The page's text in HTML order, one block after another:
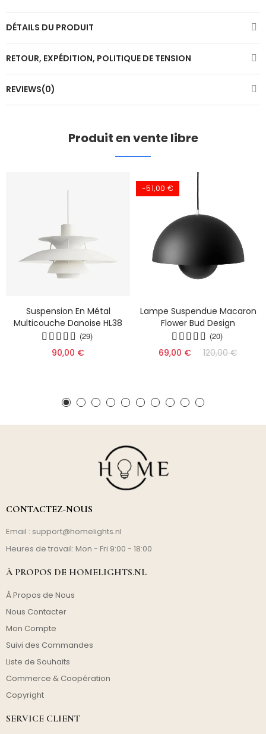
DÉTAILS DU PRODUIT
RETOUR, EXPÉDITION, POLITIQUE DE TENSION
REVIEWS(0)
Produit en vente libre
Suspension En Métal
Multicouche Danoise HL38
(29)
90,00 €
-51,00 €
Lampe Suspendue Macaron
Flower Bud Design
(20)
69,00 € 120,00 €
CONTACTEZ-NOUS
Email : support@homelights.nl
Heures de travail: Mon - Fri 9:00 - 18:00
À PROPOS DE HOMELIGHTS.NL
À Propos de Nous
Nous Contacter
Mon Compte
Suivi des Commandes
Liste de Souhaits
Commerce & Coopération
Copyright
SERVICE CLIENT